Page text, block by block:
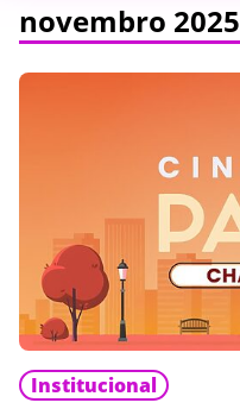
novembro 2025
Institucional